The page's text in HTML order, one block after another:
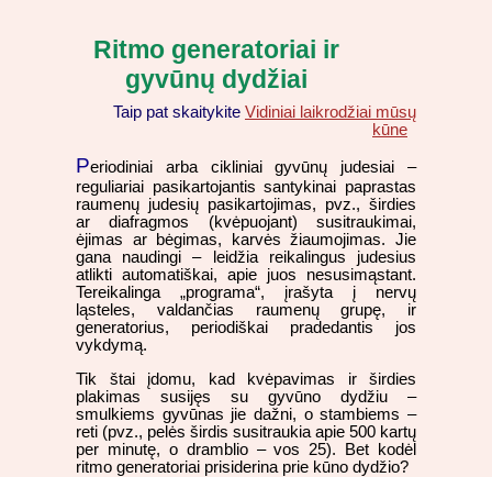
Ritmo generatoriai ir
gyvūnų dydžiai
Taip pat skaitykite Vidiniai laikrodžiai mūsų
kūne
Periodiniai arba cikliniai gyvūnų judesiai –
reguliariai pasikartojantis santykinai paprastas
raumenų judesių pasikartojimas, pvz., širdies
ar diafragmos (kvėpuojant) susitraukimai,
ėjimas ar bėgimas, karvės žiaumojimas. Jie
gana naudingi – leidžia reikalingus judesius
atlikti automatiškai, apie juos nesusimąstant.
Tereikalinga „programa“, įrašyta į nervų
ląsteles, valdančias raumenų grupę, ir
generatorius, periodiškai pradedantis jos
vykdymą.
Tik štai įdomu, kad kvėpavimas ir širdies
plakimas susijęs su gyvūno dydžiu –
smulkiems gyvūnas jie dažni, o stambiems –
reti (pvz., pelės širdis susitraukia apie 500 kartų
per minutę, o dramblio – vos 25). Bet kodėl
ritmo generatoriai prisiderina prie kūno dydžio?